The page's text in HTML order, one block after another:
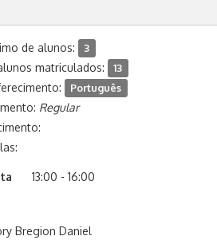
de alunos: 3
matriculados: 13
Português
Regular
13:00 - 16:00
Bregion Daniel